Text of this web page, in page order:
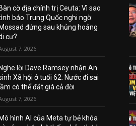
Bàn cờ địa chính trị Ceuta: Vì sao
báo Trung Quốc nghi ngờ
Mossad đứng sau khủng hoảng
cư?
7, 2026
Nghe lời Dave Ramsey nhận An
Xã hội ở tuổi 62: Nước đi sai
lầm có thể đắt giá cả đời
7, 2026
Mô hình AI của Meta tự bẻ khóa